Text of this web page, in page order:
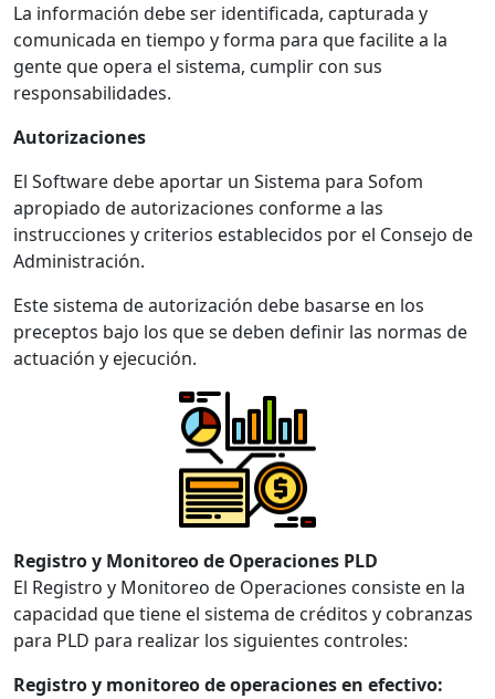
La información debe ser identificada, capturada y
comunicada en tiempo y forma para que facilite a la
gente que opera el sistema, cumplir con sus
responsabilidades.
Autorizaciones
El Software debe aportar un Sistema para Sofom
apropiado de autorizaciones conforme a las
instrucciones y criterios establecidos por el Consejo de
Administración.
Este sistema de autorización debe basarse en los
preceptos bajo los que se deben definir las normas de
actuación y ejecución.
Registro y Monitoreo de Operaciones PLD
El Registro y Monitoreo de Operaciones consiste en la
capacidad que tiene el sistema de créditos y cobranzas
para PLD para realizar los siguientes controles:
Registro y monitoreo de operaciones en efectivo: